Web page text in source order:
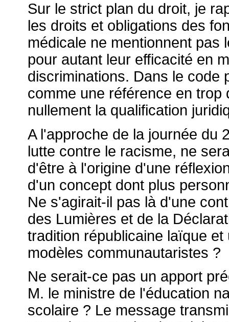
Sur le strict plan du droit, je
les droits et obligations des
médicale ne mentionnent pas
pour autant leur efficacité en
discriminations. Dans le code
comme une référence en
nullement la qualification
A l'approche de la journée du
lutte contre le racisme, ne
d'être à l'origine d'une
d'un concept dont plus
Ne s'agirait-il pas là d'une
des Lumières et de la
tradition républicaine laïque
modèles communautaristes ?
Ne serait-ce pas un apport
M. le ministre de l'éducation
scolaire ? Le message